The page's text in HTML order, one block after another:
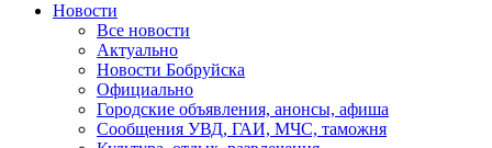
Новости
Все новости
Актуально
Новости Бобруйска
Официально
Городские объявления, анонсы, афиша
Сообщения УВД, ГАИ, МЧС, таможня